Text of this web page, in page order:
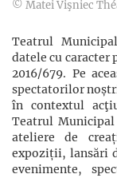
© Matei Vişniec
Teatrul
datele cu caracter
2016/679. Pe
spectatorilor
în contextul
Teatrul
ateliere de
expoziții, lansări
evenimente,